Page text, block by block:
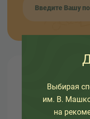
О
Узнайте как
так же
Выбирая
им. В.
на